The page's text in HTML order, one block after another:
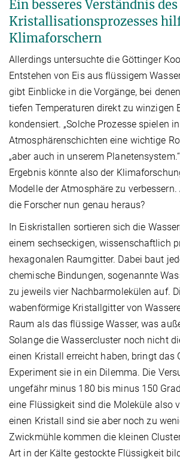
Ein besseres Verständnis des
Kristallisationsprozesses
Klimaforschern
Allerdings untersuchte die Göttinger
Entstehen von Eis aus flüssigem
gibt Einblicke in die Vorgänge, bei
tiefen Temperaturen direkt zu winzigen
kondensiert. „Solche Prozesse spielen
Atmosphärenschichten eine wichtige
„aber auch in unserem
Ergebnis könnte also der
Modelle der Atmosphäre zu
die Forscher nun genau heraus?
In Eiskristallen sortieren sich die
einem sechseckigen, wissenschaftlich
hexagonalen Raumgitter. Dabei baut
chemische Bindungen, sogenannte
zu jeweils vier Nachbarmolekülen auf.
wabenförmige Kristallgitter von
Raum als das flüssige Wasser, was
Solange die Wassercluster noch nicht
einen Kristall erreicht haben, bringt das
Experiment sie in ein Dilemma. Die
ungefähr minus 180 bis minus 150
eine Flüssigkeit sind die Moleküle also
einen Kristall sind sie aber noch zu
Zwickmühle kommen die kleinen
Art in der Kälte gestockte Flüssigkeit